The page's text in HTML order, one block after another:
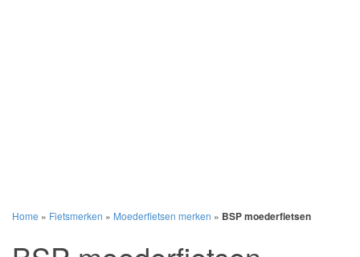
Home » Fietsmerken » Moederfietsen merken » BSP moederfietsen